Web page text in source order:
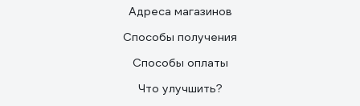
Адреса магазинов
Способы получения
Способы оплаты
Что улучшить?